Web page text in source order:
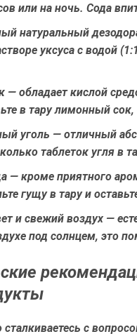
или на ночь. Сода
натуральный
уксуса с водой
— обладает кислой
в тару лимонный сок,
уголь — отличный
таблеток угля в
— кроме приятного
гущу в тару и
и свежий воздух —
под солнцем, это
с